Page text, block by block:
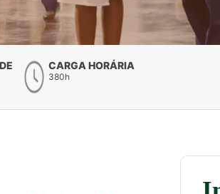
CARGA HORÁRIA
380h